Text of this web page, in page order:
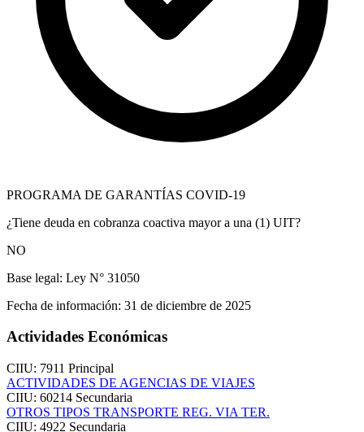
PROGRAMA DE GARANTÍAS COVID-19
¿Tiene deuda en cobranza coactiva mayor a una (1) UIT?
NO
Base legal: Ley N° 31050
Fecha de información: 31 de diciembre de 2025
Actividades Económicas
CIIU: 7911 Principal
ACTIVIDADES DE AGENCIAS DE VIAJES
CIIU: 60214 Secundaria
OTROS TIPOS TRANSPORTE REG. VIA TER.
CIIU: 4922 Secundaria